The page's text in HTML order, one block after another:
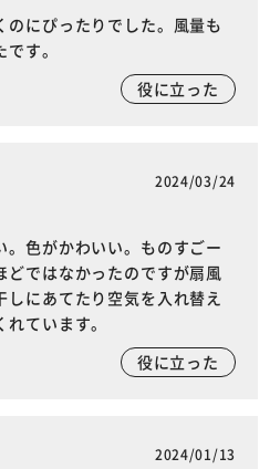
のにぴったりでした。風量も
す。
役に立った
2024/03/24
。色がかわいい。ものすごー
どではなかったのですが扇風
しにあてたり空気を入れ替え
ています。
役に立った
2024/01/13